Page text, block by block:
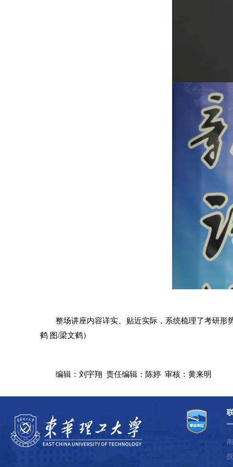
整场讲座内容详实、贴近实际，系统梳理了考研
鹤 图/梁文鹤）
编辑：刘宇翔 责任编辑：陈婷 审核：黄来明